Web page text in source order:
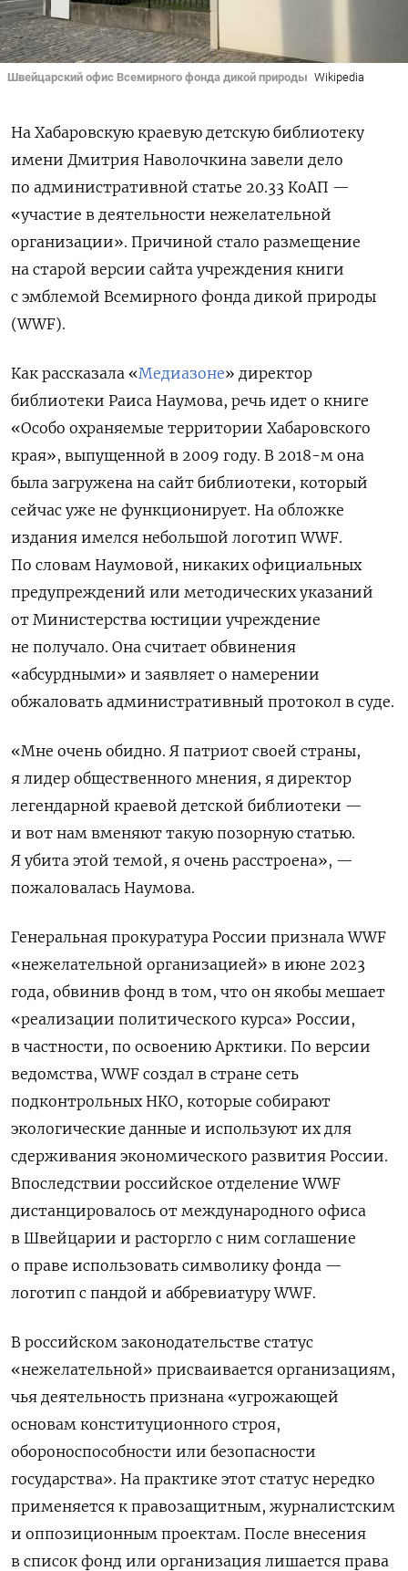
Швейцарский офис Всемирного фонда дикой природы Wikipedia
На Хабаровскую краевую детскую библиотеку
имени Дмитрия Наволочкина завели дело
по административной статье 20.33 КоАП —
«участие в деятельности нежелательной
организации». Причиной стало размещение
на старой версии сайта учреждения книги
с эмблемой Всемирного фонда дикой природы
(WWF).
Как рассказала «Медиазоне» директор
библиотеки Раиса Наумова, речь идет о книге
«Особо охраняемые территории Хабаровского
края», выпущенной в 2009 году. В 2018-м она
была загружена на сайт библиотеки, который
сейчас уже не функционирует. На обложке
издания имелся небольшой логотип WWF.
По словам Наумовой, никаких официальных
предупреждений или методических указаний
от Министерства юстиции учреждение
не получало. Она считает обвинения
«абсурдными» и заявляет о намерении
обжаловать административный протокол в суде.
«Мне очень обидно. Я патриот своей страны,
я лидер общественного мнения, я директор
легендарной краевой детской библиотеки —
и вот нам вменяют такую позорную статью.
Я убита этой темой, я очень расстроена», —
пожаловалась Наумова.
Генеральная прокуратура России признала WWF
«нежелательной организацией» в июне 2023
года, обвинив фонд в том, что он якобы мешает
«реализации политического курса» России,
в частности, по освоению Арктики. По версии
ведомства, WWF создал в стране сеть
подконтрольных НКО, которые собирают
экологические данные и используют их для
сдерживания экономического развития России.
Впоследствии российское отделение WWF
дистанцировалось от международного офиса
в Швейцарии и расторгло с ним соглашение
о праве использовать символику фонда —
логотип с пандой и аббревиатуру WWF.
В российском законодательстве статус
«нежелательной» присваивается организациям,
чья деятельность признана «угрожающей
основам конституционного строя,
обороноспособности или безопасности
государства». На практике этот статус нередко
применяется к правозащитным, журналистским
и оппозиционным проектам. После внесения
в список фонд или организация лишается права